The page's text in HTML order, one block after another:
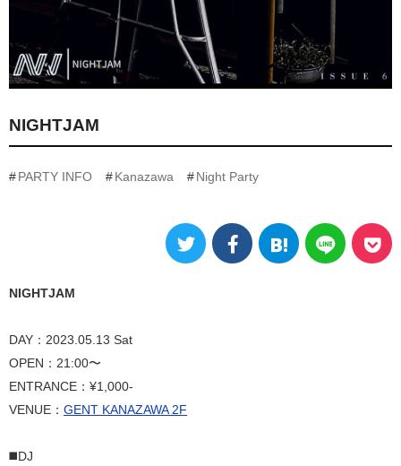
NIGHTJAM
PARTY INFO Kanazawa Night Party
NIGHTJAM
DAY：2023.05.13 Sat
OPEN：21:00〜
ENTRANCE：¥1,000-
VENUE： GENT KANAZAWA 2F
◼️DJ